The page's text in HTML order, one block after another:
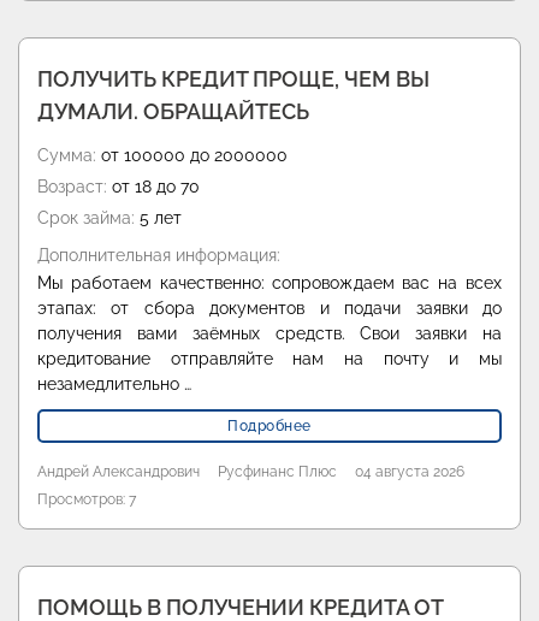
ПОЛУЧИТЬ КРЕДИТ ПРОЩЕ, ЧЕМ ВЫ
ДУМАЛИ. ОБРАЩАЙТЕСЬ
Сумма: от 100000 до 2000000
Возраст: от 18 до 70
Срок займа: 5 лет
Дополнительная информация:
Мы работаем качественно: сопровождаем вас на всех
этапах: от сбора документов и подачи заявки до
получения вами заёмных средств. Свои заявки на
кредитование отправляйте нам на почту и мы
незамедлительно …
Подробнее
Андрей Александрович Русфинанс Плюс
04 августа 2026
Просмотров: 7
ПОМОЩЬ В ПОЛУЧЕНИИ КРЕДИТА ОТ